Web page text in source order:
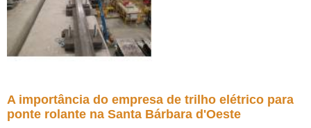
A importância do empresa de trilho elétrico para
ponte rolante na Santa Bárbara d'Oeste